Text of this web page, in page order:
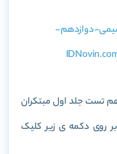
دوازدهم-
تست جلد اول مبتکران
بر روی دکمه ی زیر کلیک